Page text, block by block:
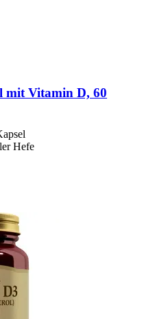
mit Vitamin D, 60
Hefe